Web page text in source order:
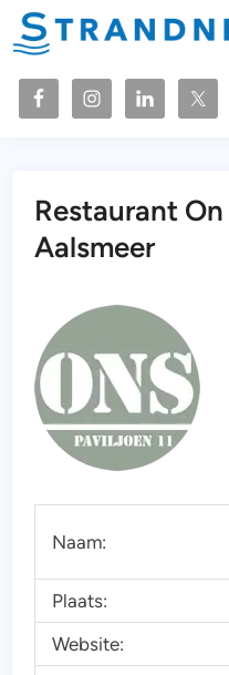
naar
inhoud
Restaurant
Aalsmeer
Naam:
Plaats:
Website: